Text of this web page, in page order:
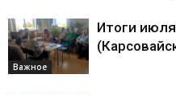
Важное
Итоги